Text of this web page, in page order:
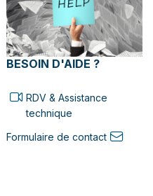
BESOIN D'AIDE ?
RDV & Assistance
technique
Formulaire de contact